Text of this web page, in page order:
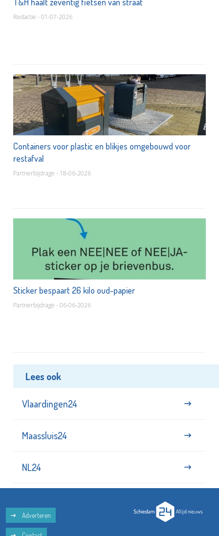
Redactie - 01-07-2026
Containers voor plastic en blikjes omgebouwd voor
restafval
Partnerbijdrage - 18-06-2026
Sticker bespaart 26 kilo oud-papier
Partnerbijdrage - 06-06-2026
Lees ook
Vlaardingen24
Maassluis24
NL24
Adverteren